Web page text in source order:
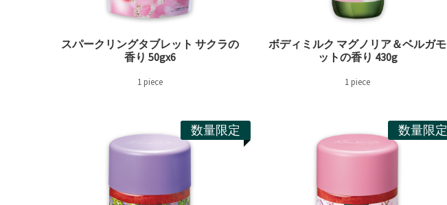
スパークリングタブレット サクラの
香り 50gx6
1 piece
ボディミルク マグノリア＆ベルガモ
ットの香り 430g
1 piece
数量限定 数量限定